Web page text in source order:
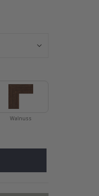
Walnuss